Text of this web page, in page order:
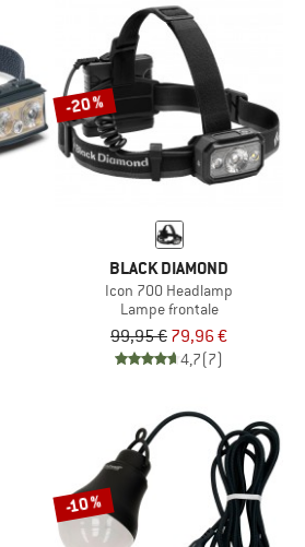
-20 %
BLACK DIAMOND
Icon 700 Headlamp
Lampe frontale
99,95 € 79,96 €
4,7(7)
-10 %